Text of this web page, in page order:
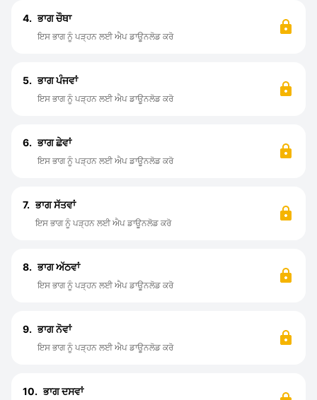
4. ਭਾਗ ਚੌਥਾ
ਇਸ ਭਾਗ ਨੂੰ ਪੜ੍ਹਨ ਲਈ ਐਪ ਡਾਊਨਲੋਡ ਕਰੋ
5. ਭਾਗ ਪੰਜਵਾਂ
ਇਸ ਭਾਗ ਨੂੰ ਪੜ੍ਹਨ ਲਈ ਐਪ ਡਾਊਨਲੋਡ ਕਰੋ
6. ਭਾਗ ਛੇਵਾਂ
ਇਸ ਭਾਗ ਨੂੰ ਪੜ੍ਹਨ ਲਈ ਐਪ ਡਾਊਨਲੋਡ ਕਰੋ
7. ਭਾਗ ਸੱਤਵਾਂ
ਇਸ ਭਾਗ ਨੂੰ ਪੜ੍ਹਨ ਲਈ ਐਪ ਡਾਊਨਲੋਡ ਕਰੋ
8. ਭਾਗ ਅੱਠਵਾਂ
ਇਸ ਭਾਗ ਨੂੰ ਪੜ੍ਹਨ ਲਈ ਐਪ ਡਾਊਨਲੋਡ ਕਰੋ
9. ਭਾਗ ਨੋਵਾਂ
ਇਸ ਭਾਗ ਨੂੰ ਪੜ੍ਹਨ ਲਈ ਐਪ ਡਾਊਨਲੋਡ ਕਰੋ
10. ਭਾਗ ਦਸਵਾਂ